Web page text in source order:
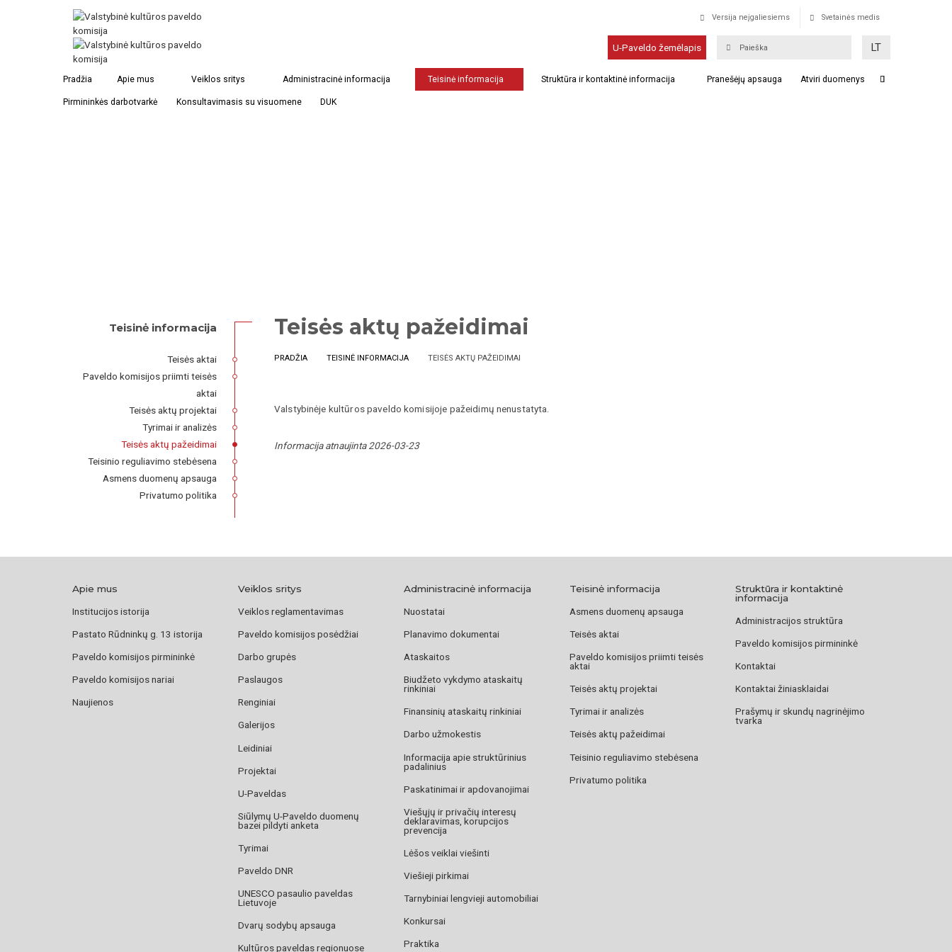
Versija neįgaliesiems Svetainės medis
U-Paveldo žemėlapis LT
Pradžia Apie mus Veiklos sritys Administracinė informacija Teisinė informacija Struktūra ir kontaktinė informacija Pranešėjų apsauga Atviri duomenys
Pirmininkės darbotvarkė Konsultavimasis su visuomene DUK
Teisės aktų pažeidimai
PRADŽIA TEISINĖ INFORMACIJA TEISĖS AKTŲ PAŽEIDIMAI
Valstybinėje kultūros paveldo komisijoje pažeidimų nenustatyta.
Informacija atnaujinta 2026-03-23
Teisinė informacija
Teisės aktai
Paveldo komisijos priimti teisės
aktai
Teisės aktų projektai
Tyrimai ir analizės
Teisės aktų pažeidimai
Teisinio reguliavimo stebėsena
Asmens duomenų apsauga
Privatumo politika
Apie mus
Institucijos istorija
Pastato Rūdninkų g. 13 istorija
Paveldo komisijos pirmininkė
Paveldo komisijos nariai
Naujienos
Veiklos sritys
Veiklos reglamentavimas
Paveldo komisijos posėdžiai
Darbo grupės
Paslaugos
Renginiai
Galerijos
Leidiniai
Projektai
U-Paveldas
Siūlymų U-Paveldo duomenų
bazei pildyti anketa
Tyrimai
Paveldo DNR
UNESCO pasaulio paveldas
Lietuvoje
Dvarų sodybų apsauga
Kultūros paveldas regionuose
Administracinė informacija
Nuostatai
Planavimo dokumentai
Ataskaitos
Biudžeto vykdymo ataskaitų
rinkiniai
Finansinių ataskaitų rinkiniai
Darbo užmokestis
Informacija apie struktūrinius
padalinius
Paskatinimai ir apdovanojimai
Viešųjų ir privačių interesų
deklaravimas, korupcijos
prevencija
Lėšos veiklai viešinti
Viešieji pirkimai
Tarnybiniai lengvieji automobiliai
Konkursai
Praktika
Teisinė informacija
Asmens duomenų apsauga
Teisės aktai
Paveldo komisijos priimti teisės
aktai
Teisės aktų projektai
Tyrimai ir analizės
Teisės aktų pažeidimai
Teisinio reguliavimo stebėsena
Privatumo politika
Struktūra ir kontaktinė
informacija
Administracijos struktūra
Paveldo komisijos pirmininkė
Kontaktai
Kontaktai žiniasklaidai
Prašymų ir skundų nagrinėjimo
tvarka